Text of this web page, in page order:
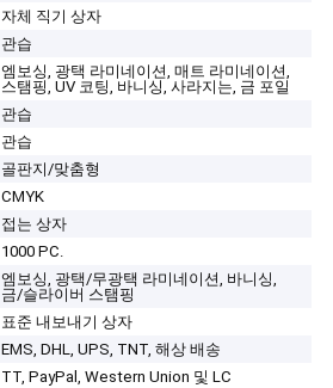
자체 직기 상자
관습
엠보싱, 광택 라미네이션, 매트 라미네이션,
스탬핑, UV 코팅, 바니싱, 사라지는, 금 포일
관습
관습
골판지/맞춤형
CMYK
접는 상자
1000 PC.
엠보싱, 광택/무광택 라미네이션, 바니싱,
금/슬라이버 스탬핑
표준 내보내기 상자
EMS, DHL, UPS, TNT, 해상 배송
TT, PayPal, Western Union 및 LC